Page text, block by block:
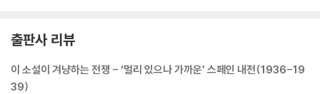
출판사 리뷰
이 소설이 겨냥하는 전쟁 - ‘멀리 있으나 가까운’ 스페인 내전(1936-19
39)